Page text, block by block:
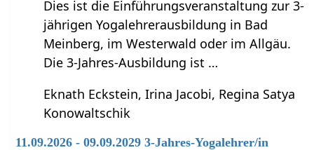
Dies ist die Einführungsveranstaltung zur 3-
jährigen Yogalehrerausbildung in Bad
Meinberg, im Westerwald oder im Allgäu.
Die 3-Jahres-Ausbildung ist …
Eknath Eckstein, Irina Jacobi, Regina Satya
Konowaltschik
11.09.2026 - 09.09.2029 3-Jahres-Yogalehrer/in